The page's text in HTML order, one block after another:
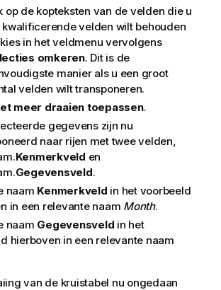
op de kopteksten van de velden die u
kwalificerende velden wilt behouden
in het veldmenu vervolgens
omkeren. Dit is de
manier als u een groot
velden wilt transponeren.
meer draaien toepassen.
gegevens zijn nu
naar rijen met twee velden,
Kenmerkveld en
Gegevensveld.
naam Kenmerkveld in het voorbeeld
in een relevante naam Month.
naam Gegevensveld in het
hierboven in een relevante naam
van de kruistabel nu ongedaan